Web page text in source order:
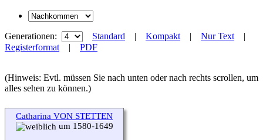
Generationen: Standard | Kompakt | Nur Text |
Registerformat | PDF
(Hinweis: Evtl. müssen Sie nach unten oder nach rechts scrollen, um
alles sehen zu können.)
Catharina VON STETTEN
um 1580-1649